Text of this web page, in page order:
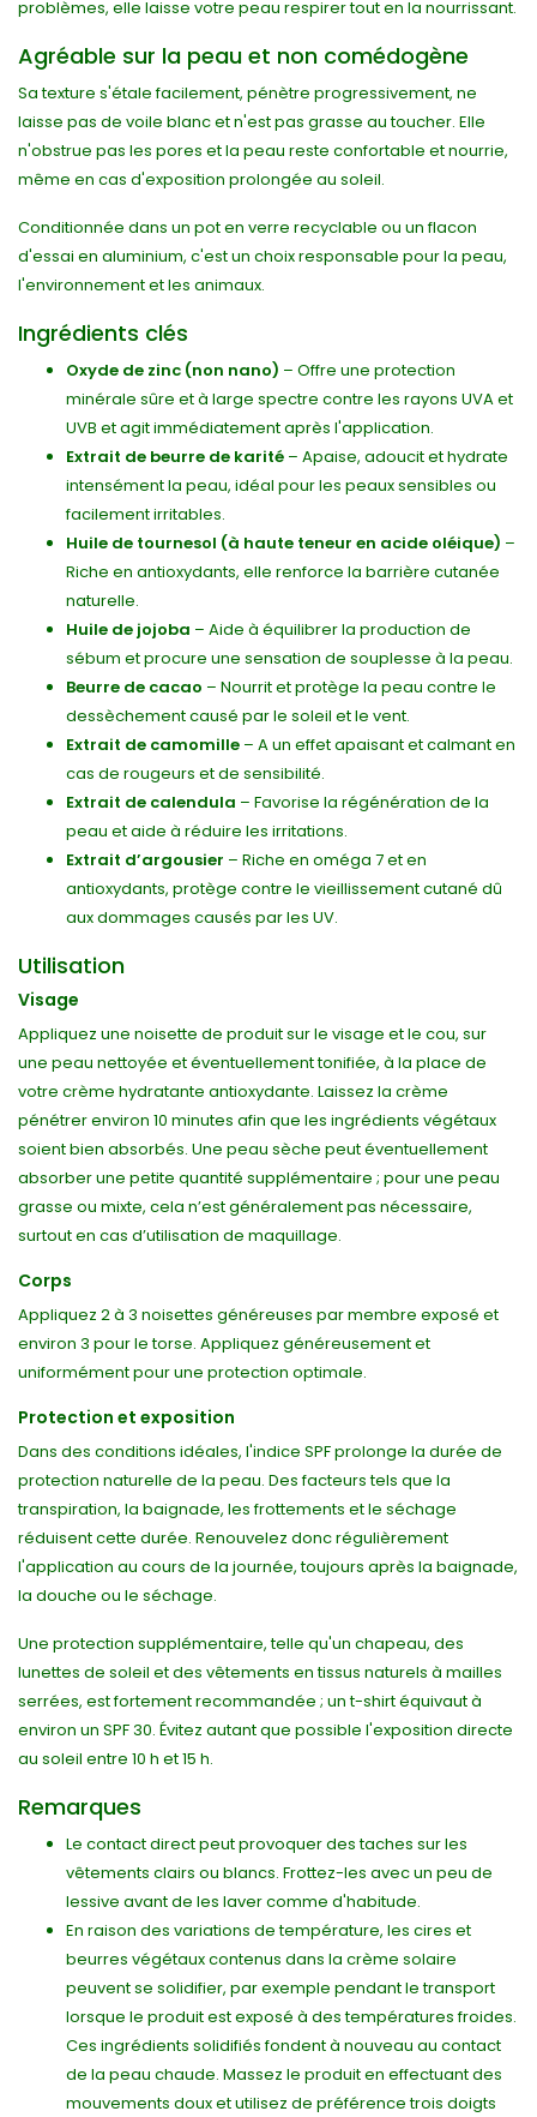
problèmes, elle laisse votre peau respirer tout en la nourrissant.
Agréable sur la peau et non comédogène
Sa texture s'étale facilement, pénètre progressivement, ne
laisse pas de voile blanc et n'est pas grasse au toucher. Elle
n'obstrue pas les pores et la peau reste confortable et nourrie,
même en cas d'exposition prolongée au soleil.
Conditionnée dans un pot en verre recyclable ou un flacon
d'essai en aluminium, c'est un choix responsable pour la peau,
l'environnement et les animaux.
Ingrédients clés
Oxyde de zinc (non nano) – Offre une protection
minérale sûre et à large spectre contre les rayons UVA et
UVB et agit immédiatement après l'application.
Extrait de beurre de karité – Apaise, adoucit et hydrate
intensément la peau, idéal pour les peaux sensibles ou
facilement irritables.
Huile de tournesol (à haute teneur en acide oléique) –
Riche en antioxydants, elle renforce la barrière cutanée
naturelle.
Huile de jojoba – Aide à équilibrer la production de
sébum et procure une sensation de souplesse à la peau.
Beurre de cacao – Nourrit et protège la peau contre le
dessèchement causé par le soleil et le vent.
Extrait de camomille – A un effet apaisant et calmant en
cas de rougeurs et de sensibilité.
Extrait de calendula – Favorise la régénération de la
peau et aide à réduire les irritations.
Extrait d’argousier – Riche en oméga 7 et en
antioxydants, protège contre le vieillissement cutané dû
aux dommages causés par les UV.
Utilisation
Visage
Appliquez une noisette de produit sur le visage et le cou, sur
une peau nettoyée et éventuellement tonifiée, à la place de
votre crème hydratante antioxydante. Laissez la crème
pénétrer environ 10 minutes afin que les ingrédients végétaux
soient bien absorbés. Une peau sèche peut éventuellement
absorber une petite quantité supplémentaire ; pour une peau
grasse ou mixte, cela n’est généralement pas nécessaire,
surtout en cas d’utilisation de maquillage.
Corps
Appliquez 2 à 3 noisettes généreuses par membre exposé et
environ 3 pour le torse. Appliquez généreusement et
uniformément pour une protection optimale.
Protection et exposition
Dans des conditions idéales, l'indice SPF prolonge la durée de
protection naturelle de la peau. Des facteurs tels que la
transpiration, la baignade, les frottements et le séchage
réduisent cette durée. Renouvelez donc régulièrement
l'application au cours de la journée, toujours après la baignade,
la douche ou le séchage.
Une protection supplémentaire, telle qu'un chapeau, des
lunettes de soleil et des vêtements en tissus naturels à mailles
serrées, est fortement recommandée ; un t-shirt équivaut à
environ un SPF 30. Évitez autant que possible l'exposition directe
au soleil entre 10 h et 15 h.
Remarques
Le contact direct peut provoquer des taches sur les
vêtements clairs ou blancs. Frottez-les avec un peu de
lessive avant de les laver comme d'habitude.
En raison des variations de température, les cires et
beurres végétaux contenus dans la crème solaire
peuvent se solidifier, par exemple pendant le transport
lorsque le produit est exposé à des températures froides.
Ces ingrédients solidifiés fondent à nouveau au contact
de la peau chaude. Massez le produit en effectuant des
mouvements doux et utilisez de préférence trois doigts